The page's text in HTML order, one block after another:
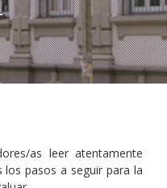
as leer atentamente
pasos a seguir para la